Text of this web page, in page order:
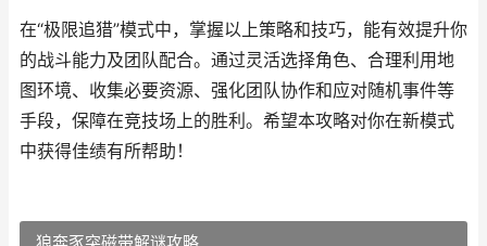
在“极限追猎”模式中，掌握以上策略和技巧，能有效提升你
的战斗能力及团队配合。通过灵活选择角色、合理利用地
图环境、收集必要资源、强化团队协作和应对随机事件等
手段，保障在竞技场上的胜利。希望本攻略对你在新模式
中获得佳绩有所帮助！